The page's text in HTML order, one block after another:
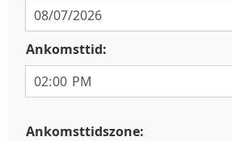
Ankomsttid:
Ankomsttidszone: